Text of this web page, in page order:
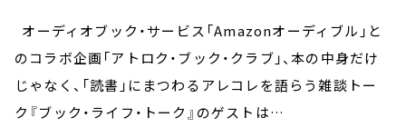
オーディオブック・サービス「Amazonオーディブル」と
のコラボ企画「アトロク・ブック・クラブ」、本の中身だけ
じゃなく、「読書」にまつわるアレコレを語らう雑談トー
ク『ブック・ライフ・トーク』のゲストは…